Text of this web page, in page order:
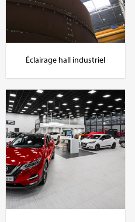
Éclairage hall industriel